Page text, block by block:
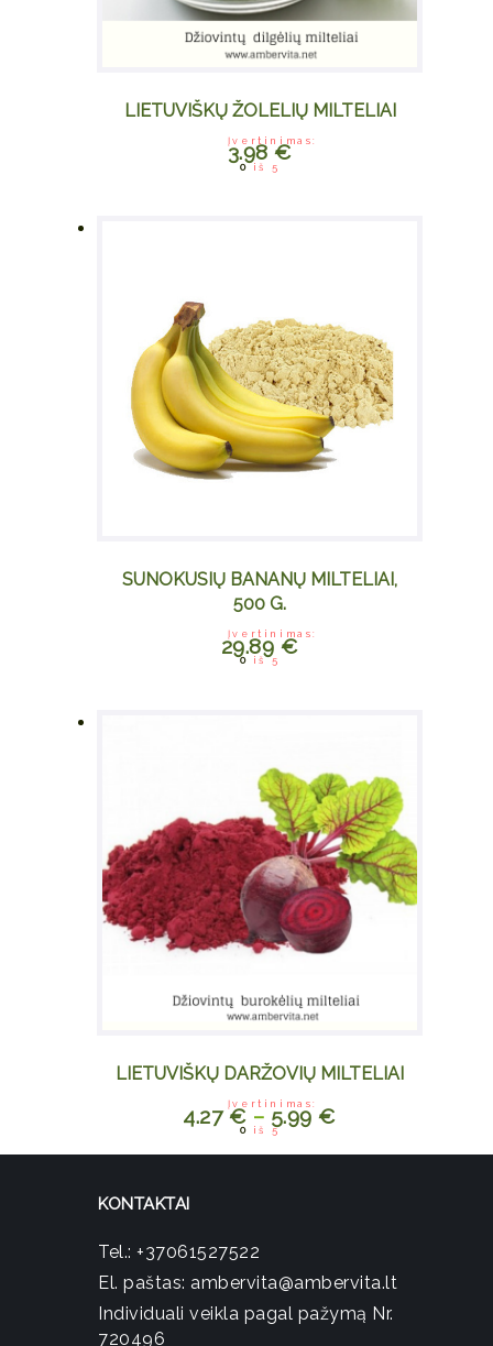
LIETUVIŠKŲ ŽOLELIŲ MILTELIAI
Įvertinimas:
0 iš 5
3.98€
SUNOKUSIŲ BANANŲ MILTELIAI,
500 G.
Įvertinimas:
0 iš 5
29.89 €
LIETUVIŠKŲ DARŽOVIŲ MILTELIAI
Įvertinimas:
0 iš 5
4.27€ – 5.99€
options
chosen
KONTAKTAI
Tel.: +37061527522
El. paštas: ambervita@ambervita.lt
Individuali veikla pagal pažymą Nr.
720496